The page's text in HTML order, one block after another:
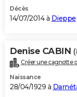
Décès
14/07/2014 à Dieppe
Denise CABIN
Créer une cagnotte
Naissance
28/04/1929 à